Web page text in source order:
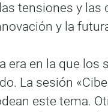
tensiones y
y la
era en la que
La sesión
este tema.